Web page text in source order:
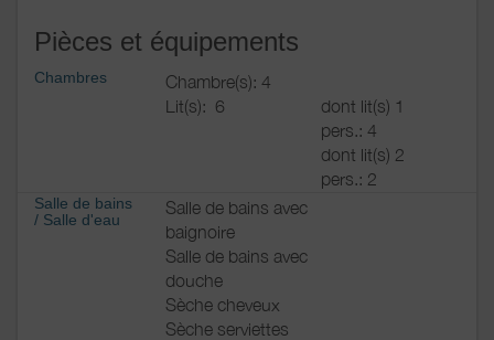
Pièces et équipements
Chambres
Chambre(s): 4
Lit(s): 6
dont lit(s) 1
pers.: 4
dont lit(s) 2
pers.: 2
Salle de bains
/ Salle d'eau
Salle de bains avec
baignoire
Salle de bains avec
douche
Sèche cheveux
Sèche serviettes